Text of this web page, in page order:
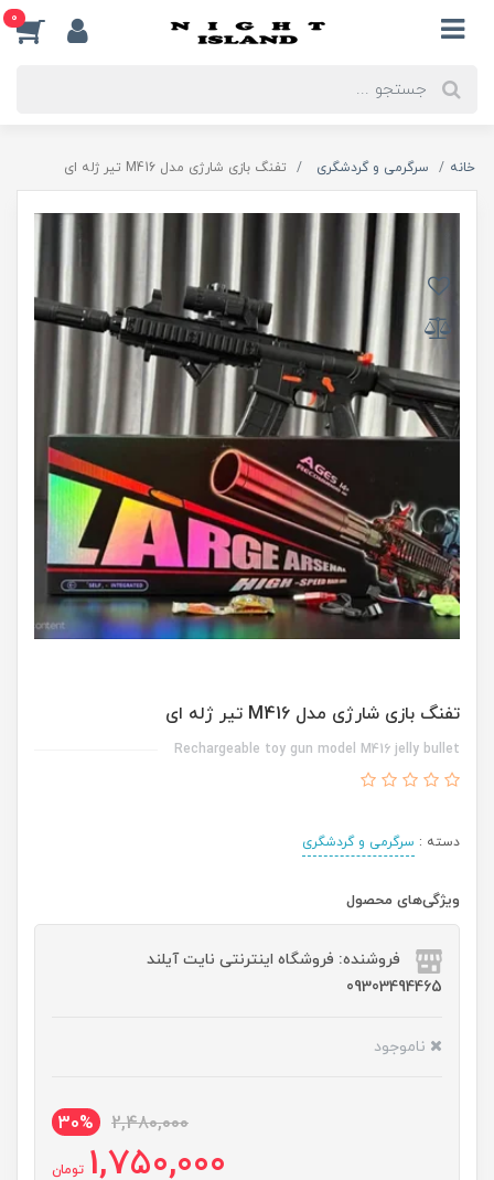
0
خانه سرگرمی و گردشگری تفنگ بازی شارژی مدل M416 تیر ژله ای
تفنگ بازی شارژی مدل M416 تیر ژله ای
Rechargeable toy gun model M416 jelly bullet
دسته : سرگرمی و گردشگری
ویژگی‌های محصول
فروشنده: فروشگاه اینترنتی نایت آیلند
09303494465
ناموجود
2,480,000
30%
1,750,000 تومان